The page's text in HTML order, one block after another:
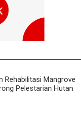
Rehabilitasi Mangrove
Pelestarian Hutan